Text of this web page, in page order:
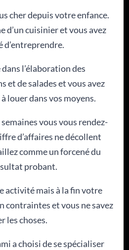
cher depuis votre enfance.
d’un cuisinier et vous avez
d’entreprendre.
l’élaboration des
et de salades et vous avez
louer dans vos moyens.
vous vous rendez-
d’affaires ne décollent
comme un forcené du
probant.
activité mais à la fin votre
contraintes et vous ne savez
les choses.
a choisi de se spécialiser